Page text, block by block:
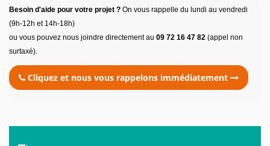
Besoin d'aide pour votre projet ? On vous rappelle du lundi au vendredi
(9h-12h et 14h-18h)
ou vous pouvez nous joindre directement au 09 72 16 47 82 (appel non
surtaxé).
Cliquez et nous vous rappelons immédiatement